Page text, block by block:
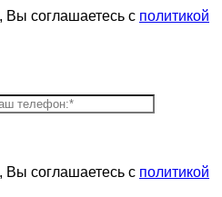
Вы соглашаетесь с политикой
Вы соглашаетесь с политикой